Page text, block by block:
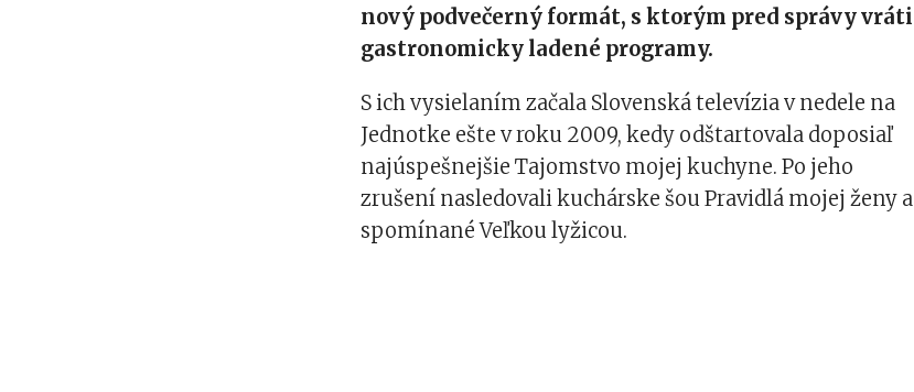
nový podvečerný formát, s ktorým pred správy vráti
gastronomicky ladené programy.
S ich vysielaním začala Slovenská televízia v nedele na
Jednotke ešte v roku 2009, kedy odštartovala doposiaľ
najúspešnejšie Tajomstvo mojej kuchyne. Po jeho
zrušení nasledovali kuchárske šou Pravidlá mojej ženy a
spomínané Veľkou lyžicou.